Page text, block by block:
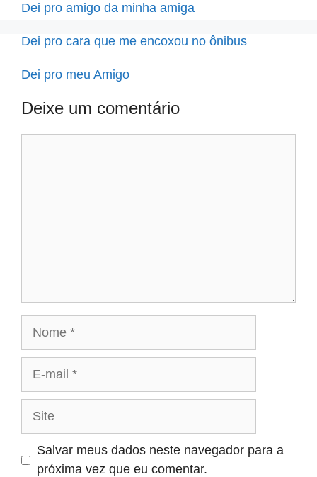
Dei pro amigo da minha amiga
Dei pro cara que me encoxou no ônibus
Dei pro meu Amigo
Deixe um comentário
Site
Salvar meus dados neste navegador para a
próxima vez que eu comentar.